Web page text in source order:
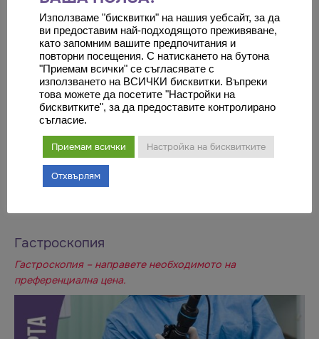
Цена ОТ
€1,500
валидна до:
Гастроскопия
Гастроскопия – направете необходимото на
преференциална цена.
Използваме "бисквитки" на нашия уебсайт, за да
ви предоставим най-подходящото преживяване,
като запомним вашите предпочитания и
повторни посещения. С натискането на бутона
"Приемам всички" се съгласявате с
използването на ВСИЧКИ бисквитки. Въпреки
това можете да посетите "Настройки на
бисквитките", за да предоставите контролирано
съгласие.
Приемам всички Настройка на бисквитките
Отхвърлям